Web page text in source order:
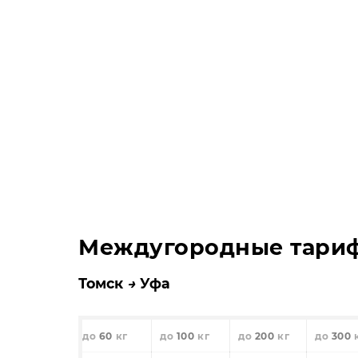
Междугородные
Томск Уфа
60 100 200 300